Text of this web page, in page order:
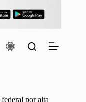
por alta